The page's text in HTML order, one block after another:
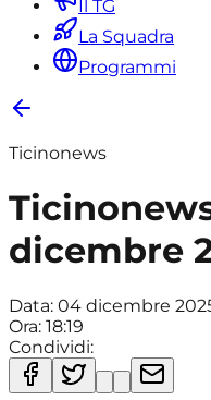
Il TG
La Squadra
Programmi
Ticinonews
dicembre
Data: 04 dicembre
Ora: 18:19
Condividi: